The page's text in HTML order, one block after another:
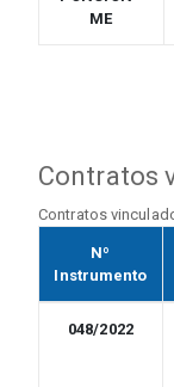
ME
Contratos
Contratos
Nº
Instrumento
048/2022